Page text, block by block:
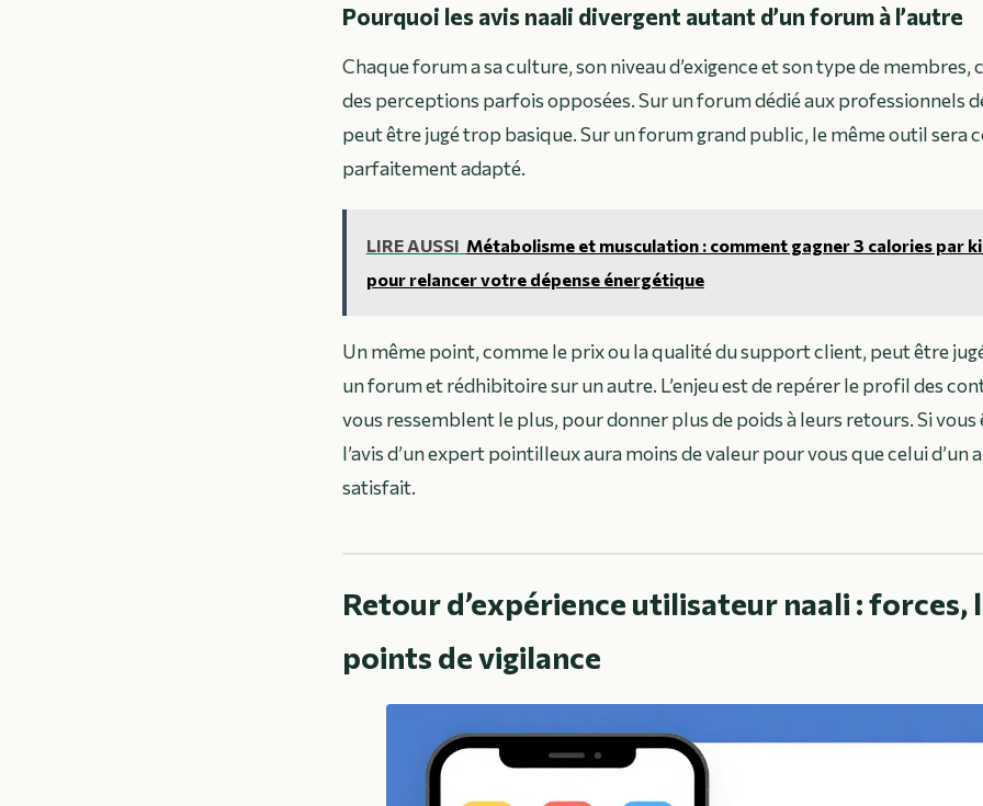
Pourquoi les avis naali divergent autant d’un forum à l’autre
Chaque forum a sa culture, son niveau d’exigence et son type de membres,
des perceptions parfois opposées. Sur un forum dédié aux professionnels
peut être jugé trop basique. Sur un forum grand public, le même outil sera
parfaitement adapté.
LIRE AUSSI Métabolisme et musculation : comment gagner 3 calories par
pour relancer votre dépense énergétique
Un même point, comme le prix ou la qualité du support client, peut être
un forum et rédhibitoire sur un autre. L’enjeu est de repérer le profil des
vous ressemblent le plus, pour donner plus de poids à leurs retours. Si
l’avis d’un expert pointilleux aura moins de valeur pour vous que celui d’un
satisfait.
Retour d’expérience utilisateur naali : forces,
points de vigilance